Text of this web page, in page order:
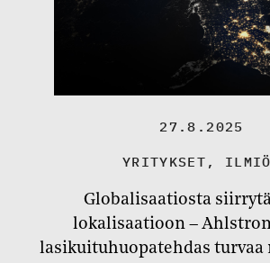
27.8.2025
YRITYKSET ,
Globalisaatiosta
lokalisaatioon –
lasikuituhuopatehdas